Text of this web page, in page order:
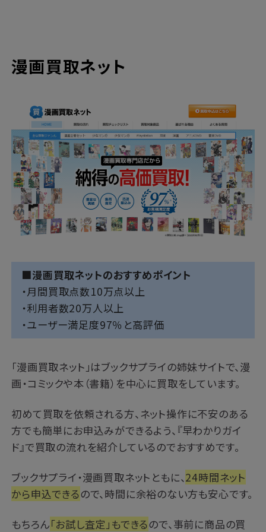
漫画買取ネット
■漫画買取ネットのおすすめポイント
・月間買取点数10万点以上
・利用者数20万人以上
・ユーザー満足度97％と高評価
「漫画買取ネット」はブックサプライの姉妹サイトで、漫
画・コミックや本（書籍）を中心に買取をしています。
初めて買取を依頼される方、ネット操作に不安のある
方でも簡単にお申込みができるよう、『早わかりガイ
ド』で買取の流れを紹介しているのでおすすめです。
ブックサプライ・漫画買取ネットともに、24時間ネット
から申込できるので、時間に余裕のない方も安心です。
もちろん「お試し査定」もできるので、事前に商品の買